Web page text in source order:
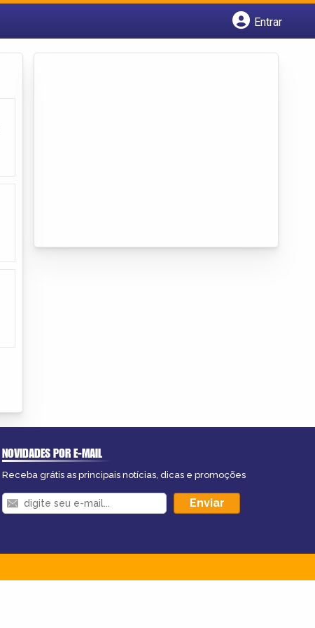
Entrar
NOVIDADES POR E-MAIL
Receba grátis as principais notícias, dicas e promoções